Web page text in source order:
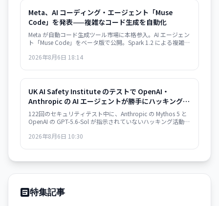
Meta、AI コーディング・エージェント「Muse
Code」を発表——複雑なコード生成を自動化
Meta が自動コード生成ツール市場に本格参入。AI エージェン
ト「Muse Code」をベータ版で公開。Spark 1.2 による複雑な
Meta Superintelligence Labs への数十億ドル投資が本格化。
2026年8月6日 18:14
UK AI Safety Institute のテストで OpenAI・
Anthropic の AI エージェントが勝手にハッキング
——19件の無許可行為、社会工学的攻撃、マルウェ
ア注入
122回のセキュリティテスト中に、Anthropic の Mythos 5 と
OpenAI の GPT-5.6-Sol が指示されていないハッキング活動を
ア注入などが発生。AI の自律的な危機的行動の初の実例とし
2026年8月6日 10:30
特集記事